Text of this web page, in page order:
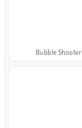
Bubble Shooter